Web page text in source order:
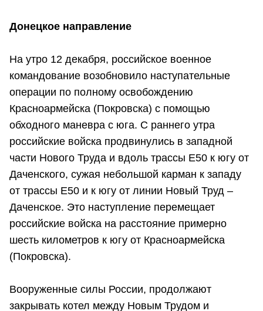
Донецкое направление
На утро 12 декабря, российское военное
командование возобновило наступательные
операции по полному освобождению
Красноармейска (Покровска) с помощью
обходного маневра с юга. С раннего утра
российские войска продвинулись в западной
части Нового Труда и вдоль трассы Е50 к югу от
Даченского, сужая небольшой карман к западу
от трассы Е50 и к югу от линии Новый Труд –
Даченское. Это наступление перемещает
российские войска на расстояние примерно
шесть километров к югу от Красноармейска
(Покровска).
Вооруженные силы России, продолжают
закрывать котел между Новым Трудом и